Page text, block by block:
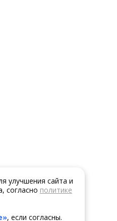
улучшения сайта и
согласно политике
, если согласны.